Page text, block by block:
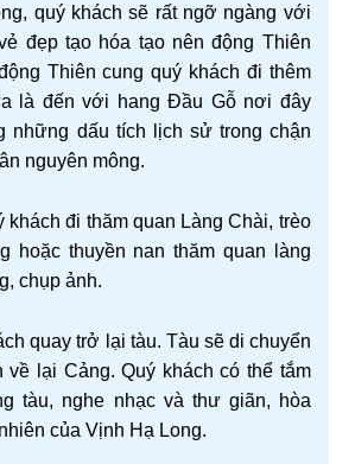
quý khách sẽ rất ngỡ ngàng với
đẹp tạo hóa tạo nên động Thiên
Thiên cung quý khách đi thêm
là đến với hang Đầu Gỗ nơi đây
những dấu tích lịch sử trong chận
nguyên mông.
khách đi thăm quan Làng Chài, trèo
hoặc thuyền nan thăm quan làng
chụp ảnh.
quay trở lại tàu. Tàu sẽ di chuyển
về lại Cảng. Quý khách có thể tắm
tàu, nghe nhạc và thư giãn, hòa
của Vịnh Hạ Long.